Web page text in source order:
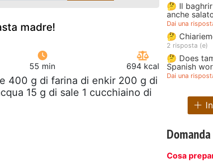
madre!
55 min 694 kcal
400 g di farina di enkir 200 g di
15 g di sale 1 cucchiaino di
🤔 Il
anche
Dai una
🤔
2 risposta (e)
🤔 Does
Spanish
Dai una
Cosa